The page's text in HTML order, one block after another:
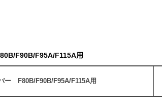
F90B/F95A/F115A用
ー F80B/F90B/F95A/F115A用